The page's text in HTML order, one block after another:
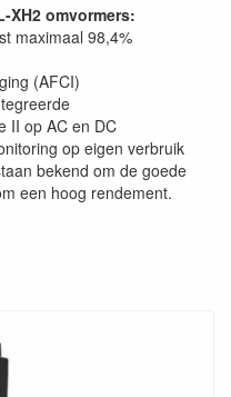
XH2 omvormers:
maximaal 98,4%
(AFCI)
II op AC en DC
op eigen verbruik
bekend om de goede
een hoog rendement.